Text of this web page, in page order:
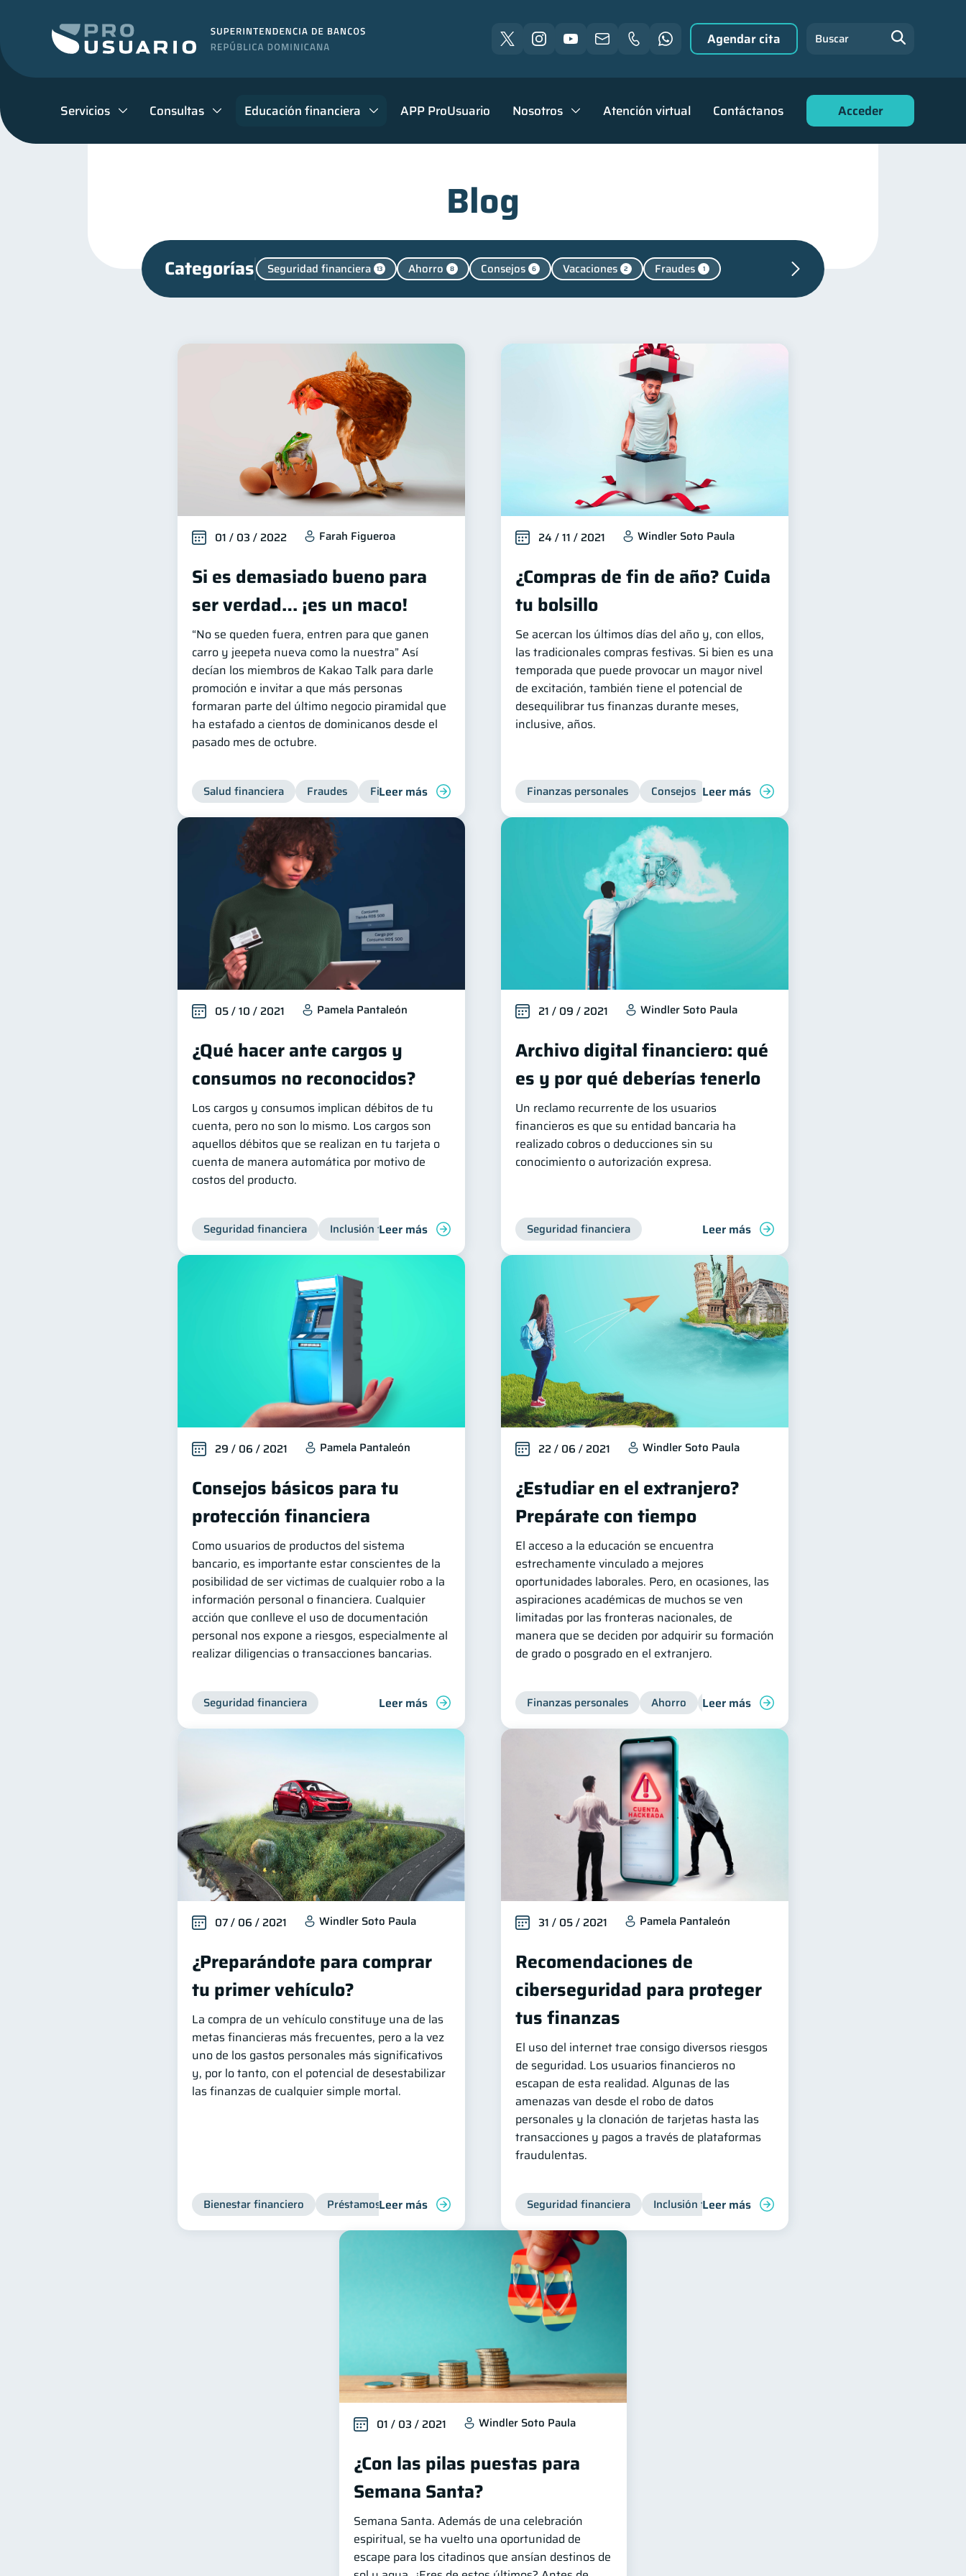
Servicios Consultas Educación financiera APP ProUsuario Nosotros Atención virtual Contáctanos Acceder
Agendar cita Buscar
Blog
Categorías Seguridad financiera 13 Ahorro 8 Consejos 6 Vacaciones 2 Fraudes 1
Deudas Tarjeta de crédito
Ciberseguridad 5
Superintendencia de Bancos 4 Criptomonedas Inversiones 2
Finanzas Personales 1 Educación Financiera 1
Información financiera 1 Salud mental Gasto responsable
información financiera
01 / 03 / 2022 Farah Figueroa
Si es demasiado bueno para
ser verdad… ¡es un maco!
“No se queden fuera, entren para que ganen
carro y jeepeta nueva como la nuestra” Así
decían los miembros de Kakao Talk para darle
promoción e invitar a que más personas
formaran parte del último negocio piramidal que
ha estafado a cientos de dominicanos desde el
pasado mes de octubre.
Salud financiera Fraudes Finanzas personales
Leer más
24 / 11 / 2021 Windler Soto Paula
¿Compras de fin de año? Cuida
tu bolsillo
Se acercan los últimos días del año y, con ellos,
las tradicionales compras festivas. Si bien es una
temporada que puede provocar un mayor nivel
de excitación, también tiene el potencial de
desequilibrar tus finanzas durante meses,
inclusive, años.
Finanzas personales Consejos Leer más
05 / 10 / 2021 Pamela Pantaleón
¿Qué hacer ante cargos y
consumos no reconocidos?
Los cargos y consumos implican débitos de tu
cuenta, pero no son lo mismo. Los cargos son
aquellos débitos que se realizan en tu tarjeta o
cuenta de manera automática por motivo de
costos del producto.
Seguridad financiera Inclusión financiera Finanzas para jóvenes Manejo de deudas Finanzas familiares
Leer más
21 / 09 / 2021 Windler Soto Paula
Archivo digital financiero: qué
es y por qué deberías tenerlo
Un reclamo recurrente de los usuarios
financieros es que su entidad bancaria ha
realizado cobros o deducciones sin su
conocimiento o autorización expresa.
Seguridad financiera Leer más
29 / 06 / 2021 Pamela Pantaleón
Consejos básicos para tu
protección financiera
Como usuarios de productos del sistema
bancario, es importante estar conscientes de la
posibilidad de ser victimas de cualquier robo a la
información personal o financiera. Cualquier
acción que conlleve el uso de documentación
personal nos expone a riesgos, especialmente al
realizar diligencias o transacciones bancarias.
Seguridad financiera Leer más
22 / 06 / 2021 Windler Soto Paula
¿Estudiar en el extranjero?
Prepárate con tiempo
El acceso a la educación se encuentra
estrechamente vinculado a mejores
oportunidades laborales. Pero, en ocasiones, las
aspiraciones académicas de muchos se ven
limitadas por las fronteras nacionales, de
manera que se deciden por adquirir su formación
de grado o posgrado en el extranjero.
Finanzas personales Ahorro Finanzas para jóvenes
Leer más
07 / 06 / 2021 Windler Soto Paula
¿Preparándote para comprar
tu primer vehículo?
La compra de un vehículo constituye una de las
metas financieras más frecuentes, pero a la vez
uno de los gastos personales más significativos
y, por lo tanto, con el potencial de desestabilizar
las finanzas de cualquier simple mortal.
Bienestar financiero Préstamos Ahorro Finanzas para jóvenes
Leer más
31 / 05 / 2021 Pamela Pantaleón
Recomendaciones de
ciberseguridad para proteger
tus finanzas
El uso del internet trae consigo diversos riesgos
de seguridad. Los usuarios financieros no
escapan de esta realidad. Algunas de las
amenazas van desde el robo de datos
personales y la clonación de tarjetas hasta las
transacciones y pagos a través de plataformas
fraudulentas.
Seguridad financiera Inclusión financiera Finanzas para jóvenes
Leer más
01 / 03 / 2021 Windler Soto Paula
¿Con las pilas puestas para
Semana Santa?
Semana Santa. Además de una celebración
espiritual, se ha vuelto una oportunidad de
escape para los citadinos que ansían destinos de